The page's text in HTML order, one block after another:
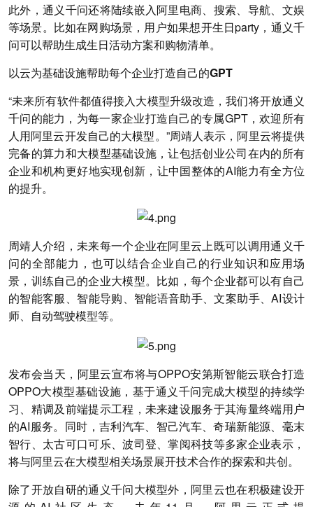
此外，通义千问还将陆续嵌入阿里电商、搜索、导航、文娱
等场景。比如在网购场景，用户如果想开生日party，通义千
问可以帮助生成生日活动方案和购物清单。
以云为基础设施帮助每个企业打造自己的GPT
“未来所有软件都值得接入大模型升级改造，我们将开放通义
千问的能力，为每一家企业打造自己的专属GPT，欢迎所有
人用阿里云开发自己的大模型。”周靖人表示，阿里云将提供
完备的算力和大模型基础设施，让包括创业公司在内的所有
企业和机构更好地实现创新，让中国整体的AI能力有全方位
的提升。
周靖人介绍，未来每一个企业在阿里云上既可以调用通义千
问的全部能力，也可以结合企业自己的行业知识和应用场
景，训练自己的企业大模型。比如，每个企业都可以有自己
的智能客服、智能导购、智能语音助手、文案助手、AI设计
师、自动驾驶模型等。
发布会当天，阿里云宣布将与OPPO安第斯智能云联合打造
OPPO大模型基础设施，基于通义千问完成大模型的持续学
习、精调及前端提示工程，未来建设服务于其海量终端用户
的AI服务。同时，吉利汽车、智己汽车、奇瑞新能源、毫末
智行、太古可口可乐、波司登、掌阅科技等多家企业表示，
将与阿里云在大模型相关场景展开技术合作的探索和共创。
除了开放自研的通义千问大模型外，阿里云也在积极建设开